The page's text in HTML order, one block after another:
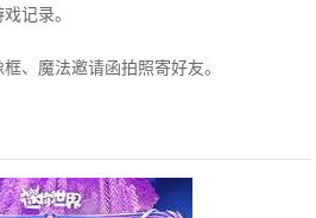
记录。
、魔法邀请函拍照寄好友。